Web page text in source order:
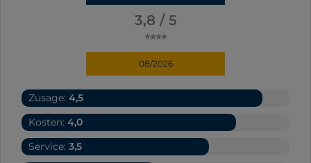
3,8 / 5
⭐⭐⭐⭐
08/2026
Zusage: 4,5
Kosten: 4,0
Service: 3,5